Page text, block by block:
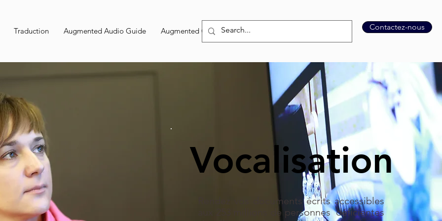
Traduction Augmented Audio Guide Augmented Conference Contactez-nous
Vocalisation
Rendez vos documents écrits accessibles
aux 253 millions de personnes déficientes